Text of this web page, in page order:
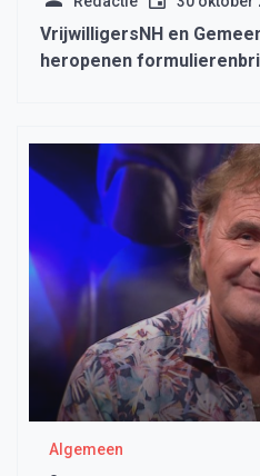
VrijwilligersNH en
heropenen
Algemeen